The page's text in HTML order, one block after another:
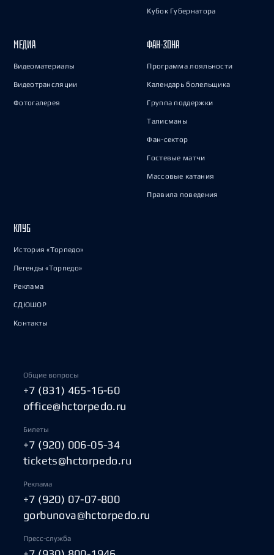
Кубок Губернатора
МЕДИА
Видеоматериалы
Видеотрансляции
Фотогалерея
ФАН-ЗОНА
Программа лояльности
Календарь болельщика
Группа поддержки
Талисманы
Фан-сектор
Гостевые матчи
Массовые катания
Правила поведения
КЛУБ
История «Торпедо»
Легенды «Торпедо»
Реклама
СДЮШОР
Контакты
Общие вопросы
+7 (831) 465-16-60
office@hctorpedo.ru
Билеты
+7 (920) 006-05-34
tickets@hctorpedo.ru
Реклама
+7 (920) 07-07-800
gorbunova@hctorpedo.ru
Пресс-служба